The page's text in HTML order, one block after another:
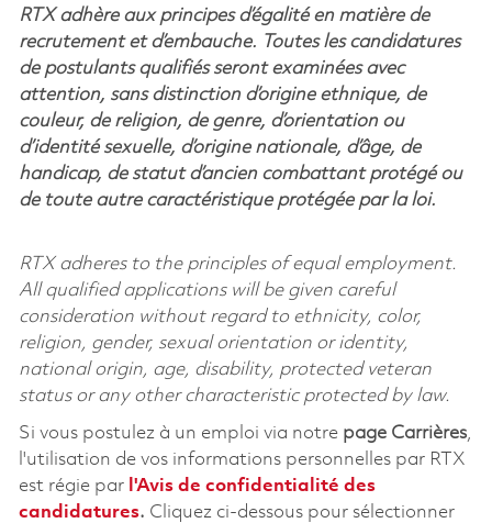
RTX adhère aux principes d’égalité en matière de
recrutement et d’embauche. Toutes les candidatures
de postulants qualifiés seront examinées avec
attention, sans distinction d’origine ethnique, de
couleur, de religion, de genre, d’orientation ou
d’identité sexuelle, d’origine nationale, d’âge, de
handicap, de statut d’ancien combattant protégé ou
de toute autre caractéristique protégée par la loi.
RTX adheres to the principles of equal employment.
All qualified applications will be given careful
consideration without regard to ethnicity, color,
religion, gender, sexual orientation or identity,
national origin, age, disability, protected veteran
status or any other characteristic protected by law.
Si vous postulez à un emploi via notre page Carrières,
l'utilisation de vos informations personnelles par RTX
est régie par l'Avis de confidentialité des
candidatures. Cliquez ci-dessous pour sélectionner